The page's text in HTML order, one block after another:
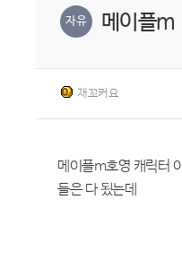
자유 메이플m
재꼬커요
메이플m호영 캐릭터
들은 다 됬는데